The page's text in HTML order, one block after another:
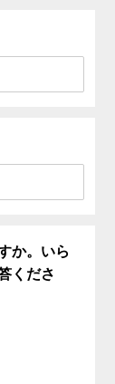
か。いら
くださ